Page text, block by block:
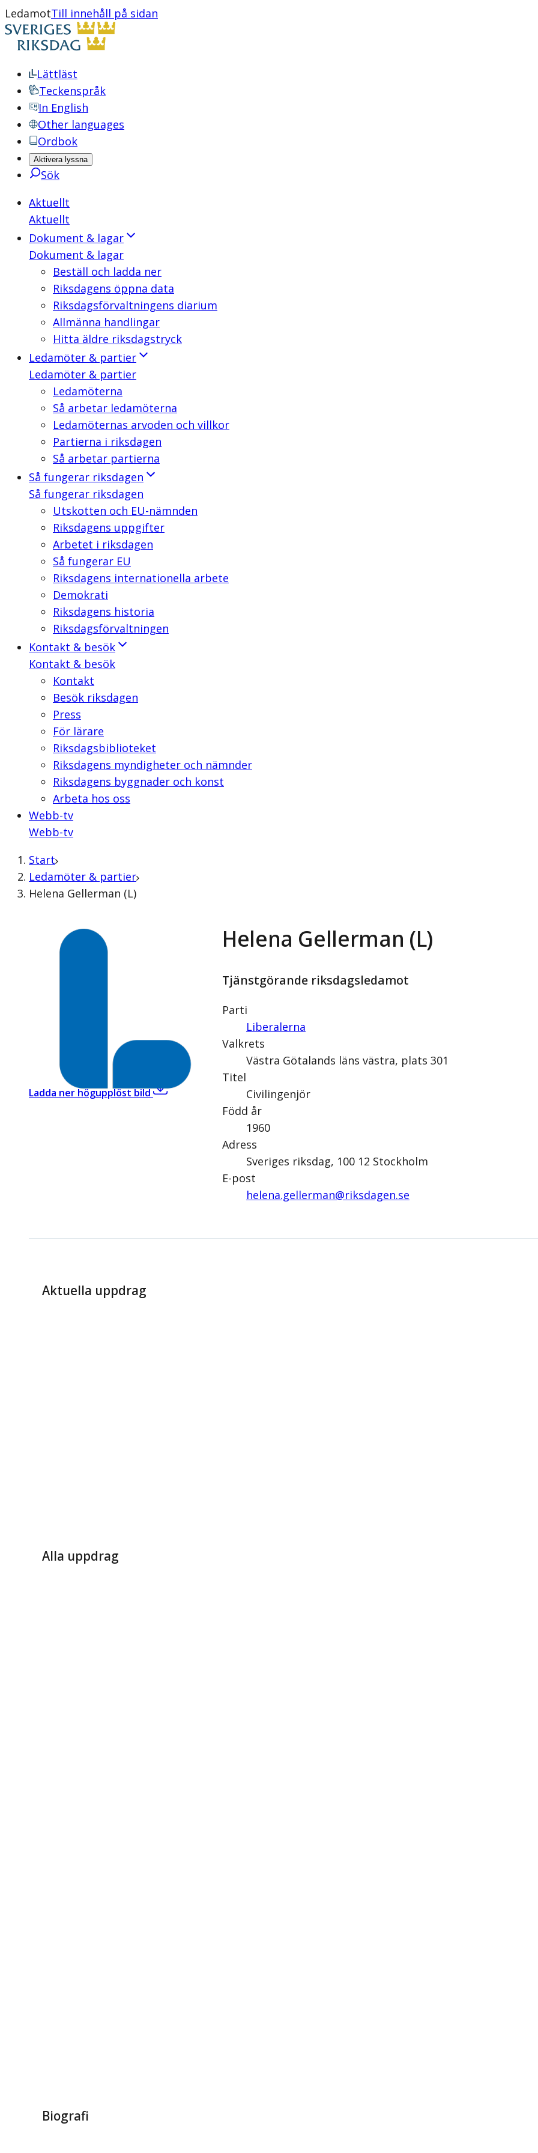
LedamotTill innehåll på sidan
Lättläst
Teckenspråk
In English
Other languages
Ordbok
Aktivera lyssna
Sök
Aktuellt
Aktuellt
Dokument & lagar
Dokument & lagar
Beställ och ladda ner
Riksdagens öppna data
Riksdagsförvaltningens diarium
Allmänna handlingar
Hitta äldre riksdagstryck
Ledamöter & partier
Ledamöter & partier
Ledamöterna
Så arbetar ledamöterna
Ledamöternas arvoden och villkor
Partierna i riksdagen
Så arbetar partierna
Så fungerar riksdagen
Så fungerar riksdagen
Utskotten och EU-nämnden
Riksdagens uppgifter
Arbetet i riksdagen
Så fungerar EU
Riksdagens internationella arbete
Demokrati
Riksdagens historia
Riksdagsförvaltningen
Kontakt & besök
Kontakt & besök
Kontakt
Besök riksdagen
Press
För lärare
Riksdagsbiblioteket
Riksdagens myndigheter och nämnder
Riksdagens byggnader och konst
Arbeta hos oss
Webb-tv
Webb-tv
Start
Ledamöter & partier
Helena Gellerman (L)
Ladda ner högupplöst bild,Helena Gellerman (L)
Helena Gellerman (L)
Tjänstgörande riksdagsledamot
Parti
Liberalerna
Valkrets
Västra Götalands läns västra, plats 301
Titel
Civilingenjör
Född år
1960
Adress
Sveriges riksdag, 100 12 Stockholm
E-post
helena.gellerman@­riksdagen.se
Aktuella uppdrag
Alla uppdrag
Biografi